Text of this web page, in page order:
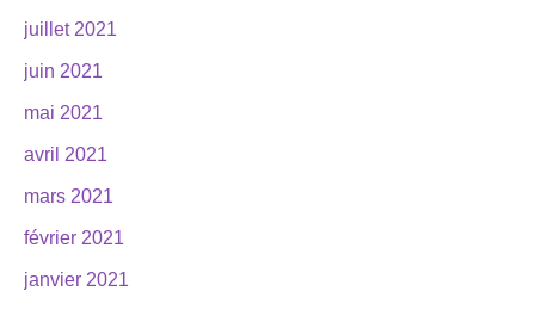
juillet 2021
juin 2021
mai 2021
avril 2021
mars 2021
février 2021
janvier 2021